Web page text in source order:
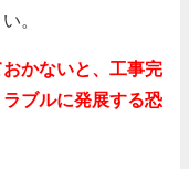
。
かないと、工事完
ブルに発展する恐